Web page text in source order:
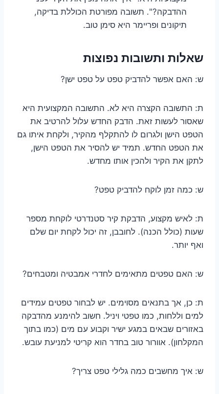
ההדבקה?". תשובה מפורטת הכוללת בדיקה,
תיקונים ופריימר היא סימן טוב.
שאלות ותשובות נפוצות
ש: האם אפשר להדביק טפט על טפט ישן?
ת: התשובה הקצרה היא לא. התשובה המקצועית היא
שאסור לעשות זאת. הדבק החדש עלול להרטיב את
הטפט הישן ולגרום לו להתקלף מהקיר, ולקחת איתו גם
את הטפט החדש. תמיד יש להסיר את הטפט הישן,
לתקן את הקיר ולהכין אותו מחדש.
ש: כמה זמן לוקח להדביק טפט?
ת: לאיש מקצוע, הדבקת קיר סטנדרטי לוקחת מספר
שעות (כולל הכנה). לחובבן, זה יכול לקחת יום שלם
ואף יותר.
ש: האם טפטים מתאימים לחדרי אמבטיה ומטבחים?
ת: כן, אך בתנאים מסוימים. יש לבחור טפטים עמידים
למים וללחות, כמו טפטי ויניל. חשוב להימנע מהדבקה
באזורים שבאים במגע ישיר וקבוע עם מים (כמו בתוך
המקלחון). אוורור טוב בחדר הוא קריטי למניעת עובש.
ש: איך מחשבים כמה גלילי טפט צריך?